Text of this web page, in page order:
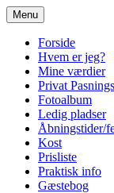
Spring
til
indhold
Menu
Forside
Hvem er jeg?
Mine værdier
Privat
Fotoalbum
Ledig pladser
Åbningstider/
Kost
Prisliste
Praktisk info
Gæstebog